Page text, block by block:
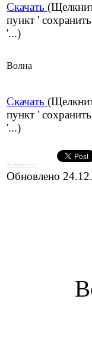
Скачать
пункт '
'...)
Волна
Скачать
пункт '
'...)
SocButtons v1.5
Обновлено